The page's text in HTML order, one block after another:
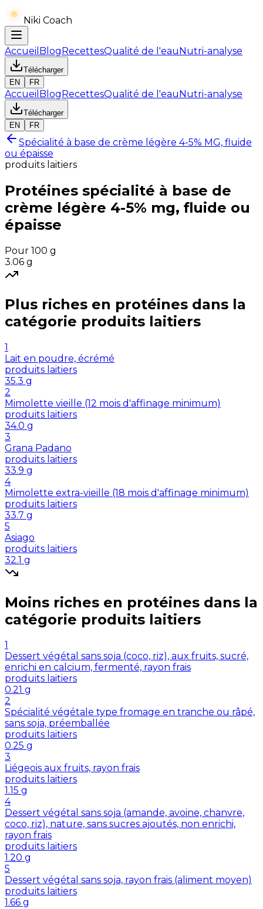
Niki Coach
Accueil BlogRecettesQualité de l'eauNutri-analyse
Télécharger
EN
FR
Accueil BlogRecettesQualité de l'eauNutri-analyse
Télécharger
EN
FR
Spécialité à base de crème légère 4-5% MG, fluide
ou épaisse
produits laitiers
Protéines spécialité à base de
crème légère 4-5% mg, fluide ou
épaisse
Pour 100 g
3.06 g
Plus riches en protéines dans la
catégorie produits laitiers
1
Lait en poudre, écrémé
produits laitiers
35.3 g
2
Mimolette vieille (12 mois d'affinage minimum)
produits laitiers
34.0 g
3
Grana Padano
produits laitiers
33.9 g
4
Mimolette extra-vieille (18 mois d'affinage minimum)
produits laitiers
33.7 g
5
Asiago
produits laitiers
32.1 g
Moins riches en protéines dans la
catégorie produits laitiers
1
Dessert végétal sans soja (coco, riz), aux fruits, sucré,
enrichi en calcium, fermenté, rayon frais
produits laitiers
0.21 g
2
Spécialité végétale type fromage en tranche ou râpé,
sans soja, préemballée
produits laitiers
0.25 g
3
Liégeois aux fruits, rayon frais
produits laitiers
1.15 g
4
Dessert végétal sans soja (amande, avoine, chanvre,
coco, riz), nature, sans sucres ajoutés, non enrichi,
rayon frais
produits laitiers
1.20 g
5
Dessert végétal sans soja, rayon frais (aliment moyen)
produits laitiers
1.66 g